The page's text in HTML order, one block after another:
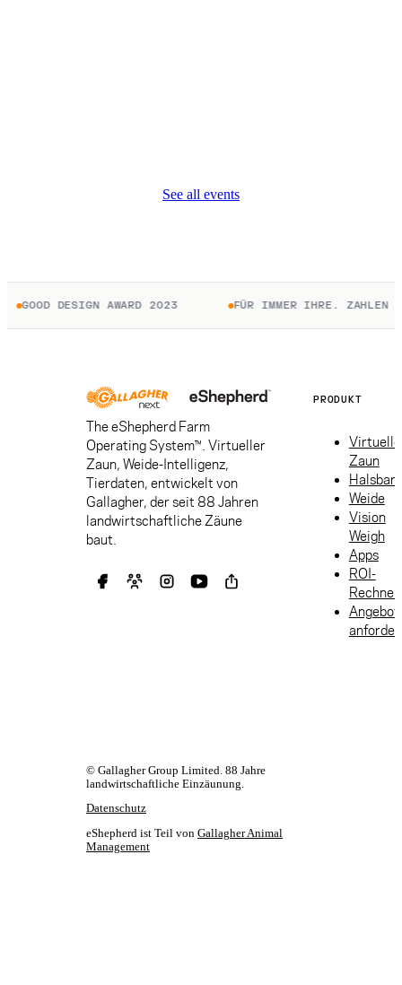
See all events
DESIGN AWARD 2023 FÜR IMMER IHRE. ZAHLEN SIE
The eShepherd Farm
Operating System™. Virtueller
Zaun, Weide-Intelligenz,
Tierdaten, entwickelt von
Gallagher, der seit 88 Jahren
landwirtschaftliche Zäune
baut.
PRODUKT
Zaun
Weide
Vision
Weigh
Apps
ROI-
Rechner
Angebot
© Gallagher Group Limited. 88 Jahre
landwirtschaftliche Einzäunung.
Datenschutz
eShepherd ist Teil von Gallagher Animal
Management